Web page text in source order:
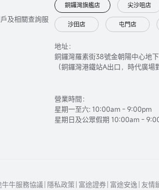
及相關查詢服
銅鑼灣旗艦店 尖沙咀店
沙田店 屯門店
地址：
銅鑼灣羅素街38號金朝陽中心地
（銅鑼灣港鐵站A出口，時代廣場
營業時間：
星期一至六: 10:00am - 9:00pm
星期日及公眾假期 10:00am -
牛牛服務協議 隱私政策 富途證券 富途安逸 友情